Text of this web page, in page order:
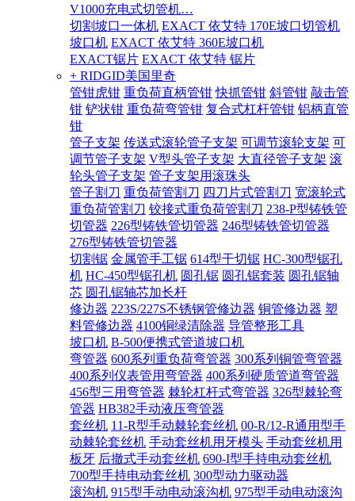
V1000充电式切管机…
切割坡口一体机 EXACT 依艾特 170E坡口切管机
坡口机 EXACT 依艾特 360E坡口机
EXACT锯片 EXACT 依艾特 锯片
+ RIDGID美国里奇
管钳虎钳 重负荷直柄管钳 快抓管钳 斜管钳 敲击管
钳 铲状钳 重负荷弯管钳 复合式杠杆管钳 铝柄直管
钳
管子支架 传送式滚轮管子支架 可调节滚轮支架 可
调节管子支架 V型头管子支架 大直径管子支架 滚
轮头管子支架 管子支架用滚珠头
管子割刀 重负荷管割刀 四刀片式管割刀 宽滚轮式
重负荷管割刀 铰接式重负荷管割刀 238-P型铸铁管
切管器 226型铸铁管切管器 246型铸铁管切管器
276型铸铁管切管器
切割锯 金属管手工锯 614型干切锯 HC-300型锯孔
机 HC-450型锯孔机 圆孔锯 圆孔锯套装 圆孔锯轴
芯 圆孔锯轴芯加长杆
修边器 223S/227S不锈钢管修边器 铜管修边器 塑
料管修边器 4100铜绿清除器 导管整形工具
坡口机 B-500便携式管道坡口机
弯管器 600系列重负荷弯管器 300系列铜管弯管器
400系列仪表管用弯管器 400系列硬质管道弯管器
456型三用弯管器 棘轮杠杆式弯管器 326型棘轮弯
管器 HB382手动液压弯管器
套丝机 11-R型手动棘轮套丝机 00-R/12-R通用型手
动棘轮套丝机 手动套丝机用牙模头 手动套丝机用
板牙 后撤式手动套丝机 690-I型手持电动套丝机
700型手持电动套丝机 300型动力驱动器
滚沟机 915型手动电动滚沟机 975型手动电动滚沟